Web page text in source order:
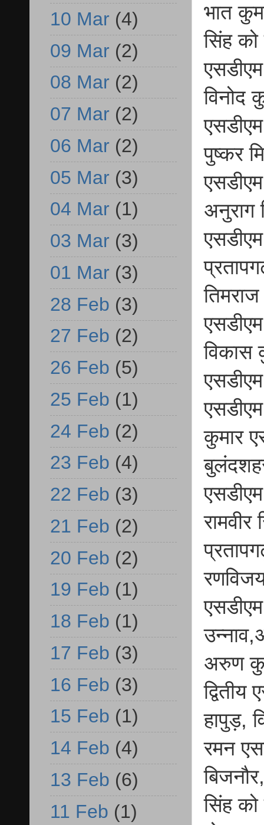
भात
सिंह
विनोद
पुष्कर
अनुराग
विकास
एसडीएम
कुमार
अरुण
हापुड़,
रमन
सिंह को
10 Mar (4)
09 Mar (2)
08 Mar (2)
07 Mar (2)
06 Mar (2)
05 Mar (3)
04 Mar (1)
03 Mar (3)
01 Mar (3)
28 Feb (3)
27 Feb (2)
26 Feb (5)
25 Feb (1)
24 Feb (2)
23 Feb (4)
22 Feb (3)
21 Feb (2)
20 Feb (2)
19 Feb (1)
18 Feb (1)
17 Feb (3)
16 Feb (3)
15 Feb (1)
14 Feb (4)
13 Feb (6)
11 Feb (1)